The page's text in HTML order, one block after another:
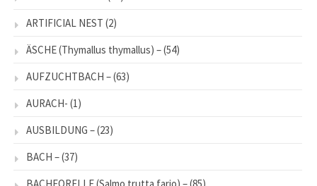
ARTIFICIAL NEST (2)
ÄSCHE (Thymallus thymallus) –(54)
AUFZUCHTBACH –(63)
AURACH- (1)
AUSBILDUNG –(23)
BACH –(37)